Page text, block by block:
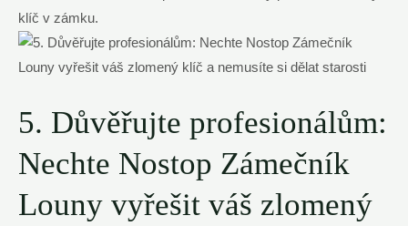
klíč v zámku.
5. Důvěřujte profesionálům:
Nechte Nostop Zámečník
Louny vyřešit váš zlomený